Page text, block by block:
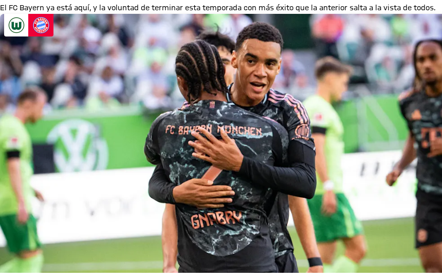
El FC Bayern ya está aquí, y la voluntad de terminar esta temporada con más éxito que la anterior salta a la vista de todos.